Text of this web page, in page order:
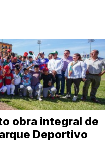
obra integral de
Deportivo